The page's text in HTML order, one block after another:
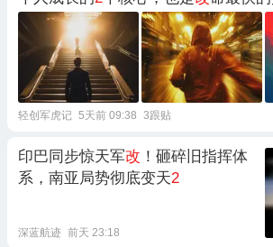
轻创军虎记 5天前 09:38 3跟贴
印巴同步惊天军改 ！砸碎旧指挥体
系，南亚局势彻底变天2
深蓝航迹 前天 23:18